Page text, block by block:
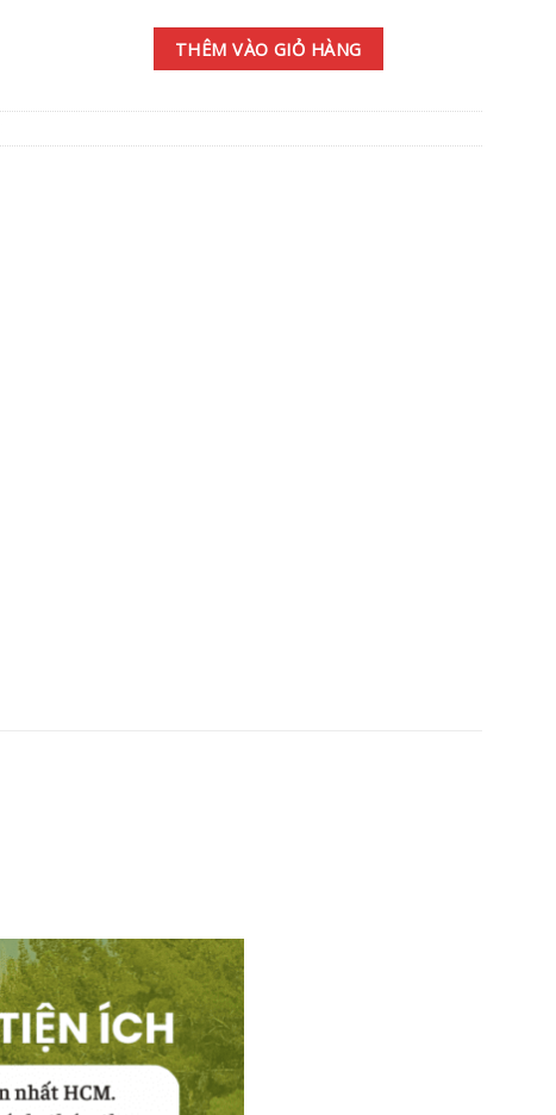
THÊM VÀO GIỎ HÀNG